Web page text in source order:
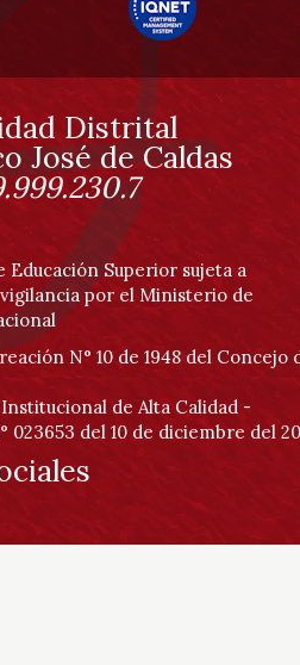
Distrital
José de Caldas
Educación Superior sujeta a
por el Ministerio de
N° 10 de 1948 del Concejo
de Alta Calidad -
023653 del 10 de diciembre del